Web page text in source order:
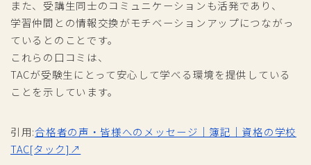
また、受講生同士のコミュニケーションも活発であり、
学習仲間との情報交換がモチベーションアップにつながっ
ているとのことです。
これらの口コミは、
TACが受験生にとって安心して学べる環境を提供している
ことを示しています。
引用:合格者の声・皆様へのメッセージ｜簿記｜資格の学校
TAC[タック]↗